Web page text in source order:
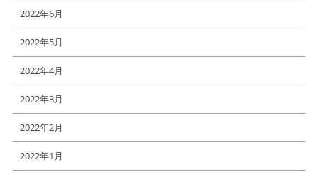
2022年6月
2022年5月
2022年4月
2022年3月
2022年2月
2022年1月